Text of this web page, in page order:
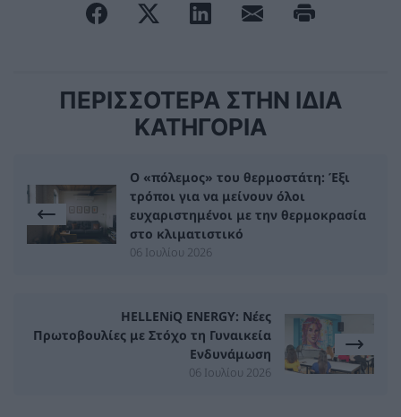
ΠΕΡΙΣΣΟΤΕΡΑ ΣΤΗΝ ΙΔΙΑ
ΚΑΤΗΓΟΡΙΑ
Ο «πόλεμος» του θερμοστάτη: Έξι
τρόποι για να μείνουν όλοι
ευχαριστημένοι με την θερμοκρασία
στο κλιματιστικό
06 Ιουλίου 2026
HELLENiQ ENERGY: Νέες
Πρωτοβουλίες με Στόχο τη Γυναικεία
Ενδυνάμωση
06 Ιουλίου 2026